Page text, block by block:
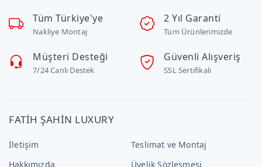
Tüm Türkiye'ye
Nakliye Montaj
2 Yıl Garanti
Tüm Ürünlerimizde
Müşteri Desteği
7/24 Canlı Destek
Güvenli Alışveriş
SSL Sertifikalı
FATİH ŞAHİN LUXURY
İletişim
Hakkımızda
Teslimat ve Montaj
Üyelik Sözleşmesi